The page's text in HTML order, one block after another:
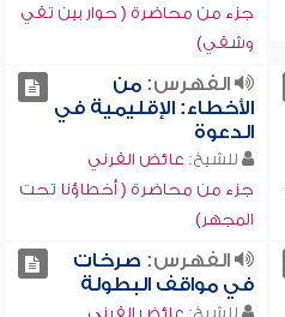
جزء من محاضرة ( حوار بين تقي
وشقي)
الفهرس:من
الأخطاء: الإقليمية في
الدعوة
للشيخ: عائض القرني
جزء من محاضرة ( أخطاؤنا تحت
المجهر)
الفهرس: صرخات
في مواقف البطولة
للشيخ: عائض القرني